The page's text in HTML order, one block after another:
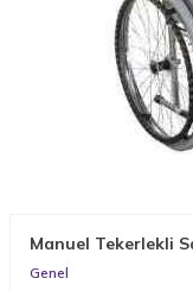
Manuel Tekerlekli
Genel